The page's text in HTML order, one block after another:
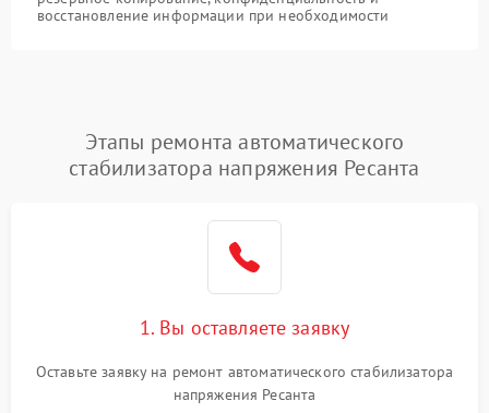
восстановление информации при необходимости
Этапы ремонта автоматического
стабилизатора напряжения Ресанта
1. Вы оставляете заявку
Оставьте заявку на ремонт автоматического стабилизатора
напряжения Ресанта